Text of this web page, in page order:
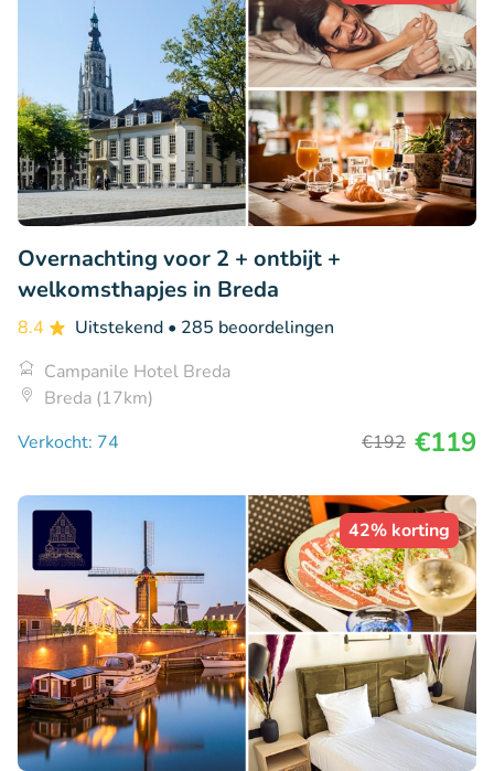
Overnachting voor 2 + ontbijt +
welkomsthapjes in Breda
8.4 Uitstekend • 285 beoordelingen
Campanile Hotel Breda
Breda (17km)
Verkocht: 74
€192 €119
42% korting